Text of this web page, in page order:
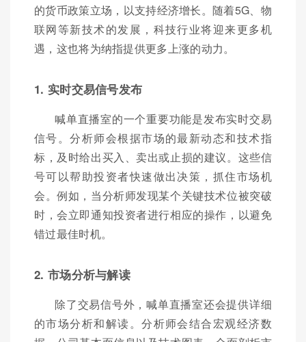
的货币政策立场，以支持经济增长。随着5G、物
联网等新技术的发展，科技行业将迎来更多机
遇，这也将为纳指提供更多上涨的动力。
1. 实时交易信号发布
喊单直播室的一个重要功能是发布实时交易
信号。分析师会根据市场的最新动态和技术指
标，及时给出买入、卖出或止损的建议。这些信
号可以帮助投资者快速做出决策，抓住市场机
会。例如，当分析师发现某个关键技术位被突破
时，会立即通知投资者进行相应的操作，以避免
错过最佳时机。
2. 市场分析与解读
除了交易信号外，喊单直播室还会提供详细
的市场分析和解读。分析师会结合宏观经济数